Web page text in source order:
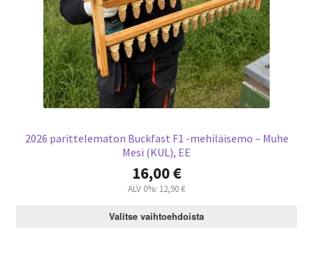
8
6
,
0
0
,
0
0
€
2026 parittelematon Buckfast F1 -mehiläisemo – Muhe
Mesi (KUL), EE
16,00€
ALV 0%: 12,90€
Valitse vaihtoehdoista